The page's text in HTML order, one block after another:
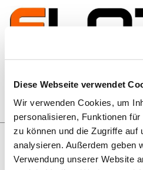
Diese Webseite verwendet
Wir verwenden Cookies, um
personalisieren, Funktionen
zu können und die Zugriffe auf
analysieren. Außerdem geben
Verwendung unserer Website
Zum Inhalt springen